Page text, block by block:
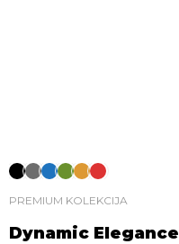
PREMIUM KOLEKCIJA
Dynamic Elegance